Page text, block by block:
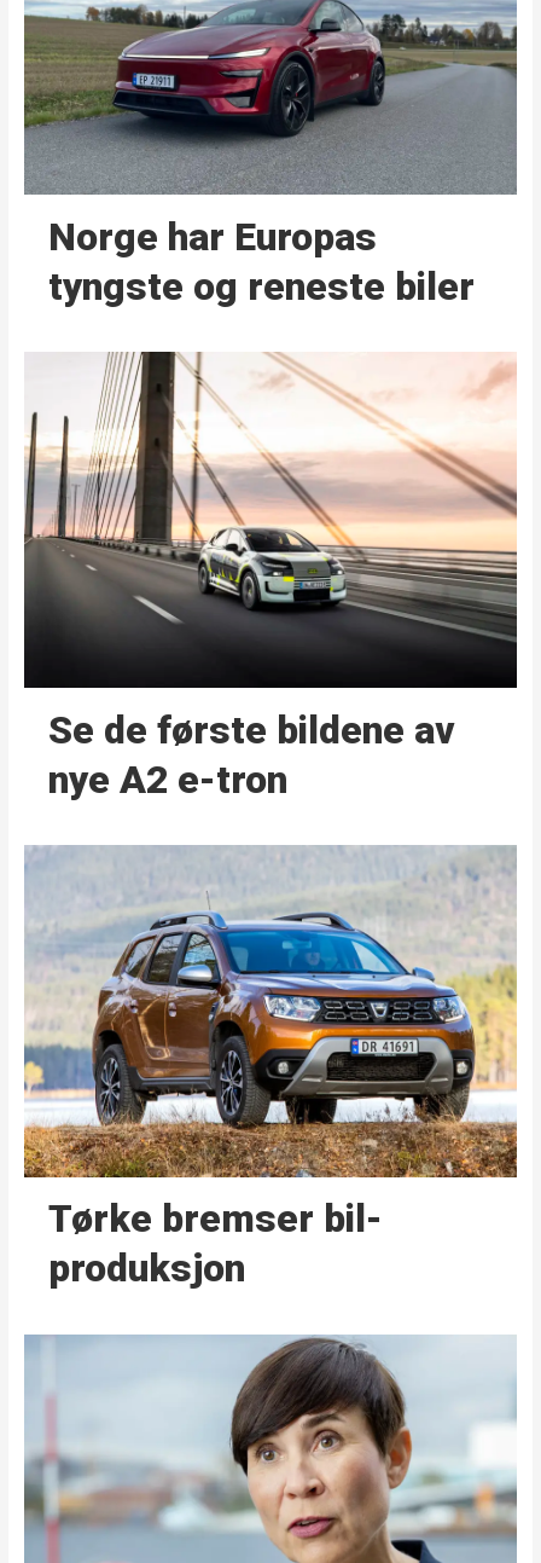
Norge har Europas
tyngste og reneste biler
Se de første bildene av
nye A2 e-tron
Tørke bremser bil­
produksjon